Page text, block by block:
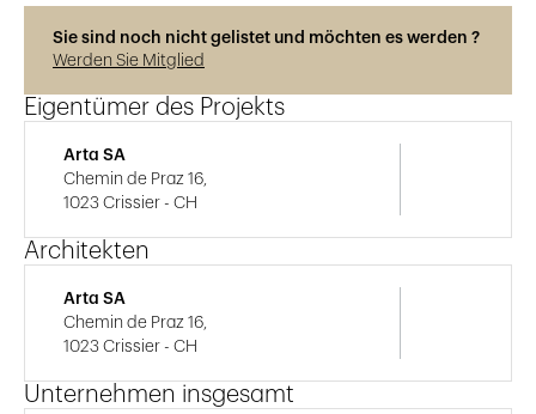
Sie sind noch nicht gelistet und möchten es werden ?
Werden Sie Mitglied
Eigentümer des Projekts
Arta SA
Chemin de Praz 16,
1023 Crissier - CH
Architekten
Arta SA
Chemin de Praz 16,
1023 Crissier - CH
Unternehmen insgesamt